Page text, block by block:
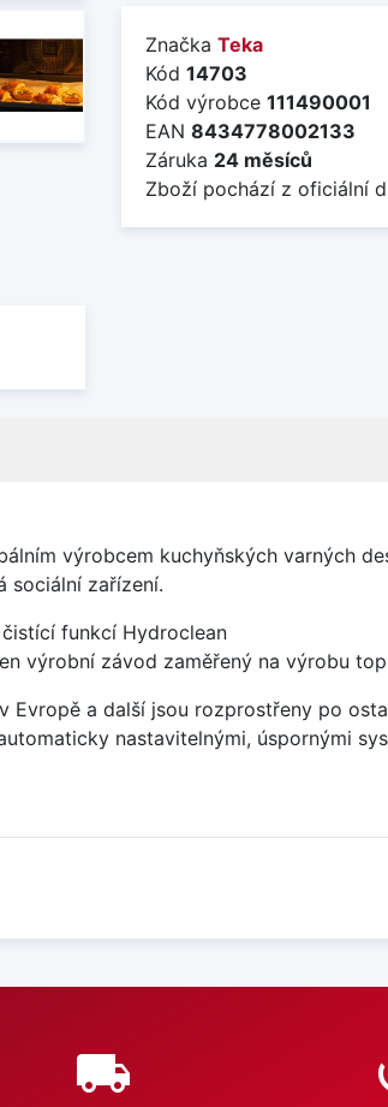
Značka Teka
Kód 14703
Kód výrobce 111490001
EAN 8434778002133
Záruka 24 měsíců
Zboží pochází z oficiální
výrobcem kuchyňských varných
sociální zařízení.
funkcí Hydroclean
výrobní závod zaměřený na výrobu
Evropě a další jsou rozprostřeny po
nastavitelnými, úspornými
local_shipping